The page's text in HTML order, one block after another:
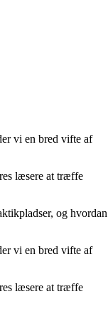
vi en bred vifte af
læsere at træffe
og hvordan
vi en bred vifte af
læsere at træffe